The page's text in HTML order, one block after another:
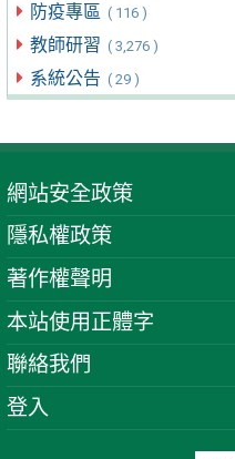
防疫專區 ( 116 )
教師研習 ( 3,276 )
系統公告 ( 29 )
網站安全政策
隱私權政策
著作權聲明
本站使用正體字
聯絡我們
登入